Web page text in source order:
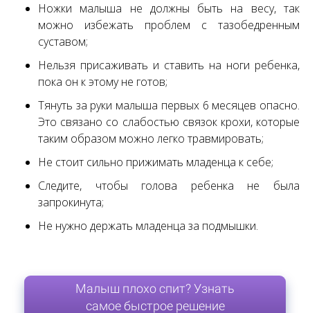
Ножки малыша не должны быть на весу, так
можно избежать проблем с тазобедренным
суставом;
Нельзя присаживать и ставить на ноги ребенка,
пока он к этому не готов;
Тянуть за руки малыша первых 6 месяцев опасно.
Это связано со слабостью связок крохи, которые
таким образом можно легко травмировать;
Не стоит сильно прижимать младенца к себе;
Следите, чтобы голова ребенка не была
запрокинута;
Не нужно держать младенца за подмышки.
Малыш плохо спит? Узнать
самое быстрое решение